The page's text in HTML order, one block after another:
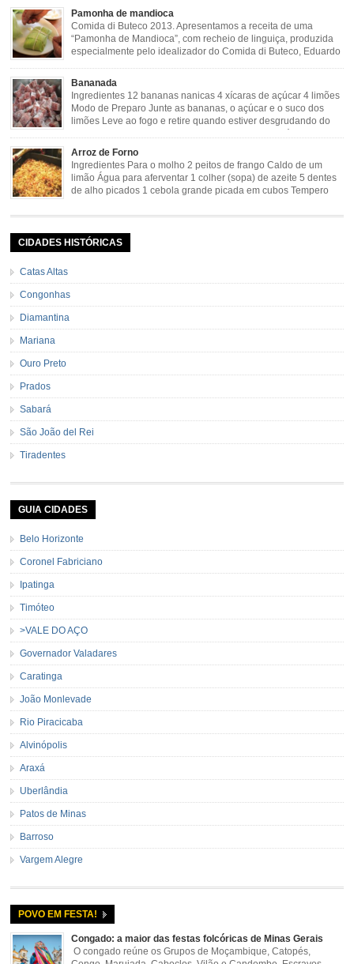
verde 2 dentes de alho amassado 3 colheres de óleo 2 […]
Pamonha de mandioca
Comida di Buteco 2013. Apresentamos a receita de uma
“Pamonha de Mandioca”, com recheio de linguiça, produzida
especialmente pelo idealizador do Comida di Buteco, Eduardo
cebola picadinha 100gr de mandioca crua ralada e espremida 1 colher café
de manteiga 35ml de leite Palha de milho verde 1 […]
Bananada
Ingredientes 12 bananas nanicas 4 xícaras de açúcar 4 limões
Modo de Preparo Junte as bananas, o açúcar e o suco dos
limões Leve ao fogo e retire quando estiver desgrudando do
de Preparo: 40 minutos http://eusoumineirouaiso.com.br/culinaria-
mineira/bananada#tempo-de-preparo
Arroz de Forno
Ingredientes Para o molho 2 peitos de frango Caldo de um
limão Água para aferventar 1 colher (sopa) de azeite 5 dentes
de alho picados 1 cebola grande picada em cubos Tempero
pele e sem sementes 1 pitada de noz moscada Salsa e cebolinha Pimenta
CIDADES HISTÓRICAS
Catas Altas
Congonhas
Diamantina
Mariana
Ouro Preto
Prados
Sabará
São João del Rei
Tiradentes
GUIA CIDADES
Belo Horizonte
Coronel Fabriciano
Ipatinga
Timóteo
>VALE DO AÇO
Governador Valadares
Caratinga
João Monlevade
Rio Piracicaba
Alvinópolis
Araxá
Uberlândia
Patos de Minas
Barroso
Vargem Alegre
POVO EM FESTA!
Congado: a maior das festas folcóricas de Minas Gerais
O congado reúne os Grupos de Moçambique, Catopés,